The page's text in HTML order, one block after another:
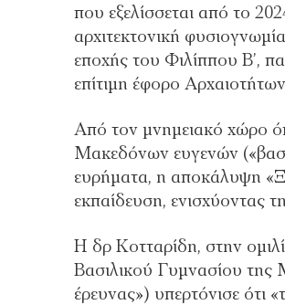
που εξελίσσεται από το
αρχιτεκτονική
εποχής του Φιλίππου Β’,
επίτιμη έφορο
Από τον μνημειακό χώρο
Μακεδόνων ευγενών
ευρήματα, η αποκάλυψη
εκπαίδευση, ενισχύοντας
Η δρ Κοτταρίδη, στην
Βασιλικού Γυμνασίου της
έρευνας») υπερτόνισε ότι